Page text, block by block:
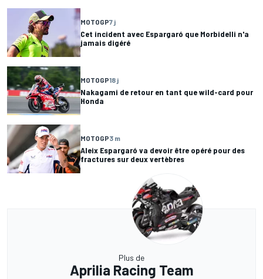
MOTOGP7 j
Cet incident avec Espargaró que Morbidelli n'a
jamais digéré
MOTOGP18 j
Nakagami de retour en tant que wild-card pour
Honda
MOTOGP3 m
Aleix Espargaró va devoir être opéré pour des
fractures sur deux vertèbres
Plus de
Aprilia Racing Team